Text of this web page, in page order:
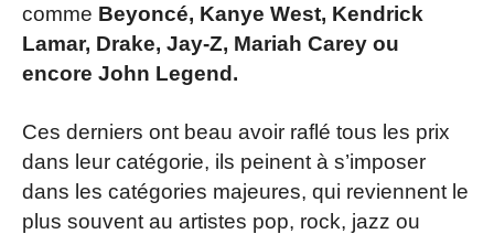
comme Beyoncé, Kanye West, Kendrick
Lamar, Drake, Jay-Z, Mariah Carey ou
encore John Legend.
Ces derniers ont beau avoir raflé tous les prix
dans leur catégorie, ils peinent à s’imposer
dans les catégories majeures, qui reviennent le
plus souvent au artistes pop, rock, jazz ou